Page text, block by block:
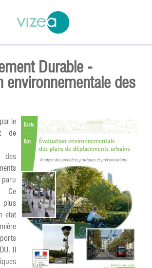
Durable -
environnementale des
le
de
des
paru
Ce
plus
état
Il